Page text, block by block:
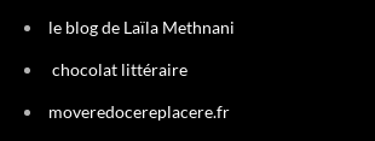
le blog de Laïla Methnani
chocolat littéraire
moveredocereplacere.fr